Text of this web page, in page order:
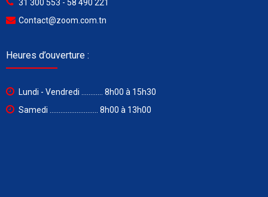
31 300 553 - 58 490 221
Contact@zoom.com.tn
Heures d’ouverture :
Lundi - Vendredi ............ 8h00 à 15h30
Samedi ........................... 8h00 à 13h00